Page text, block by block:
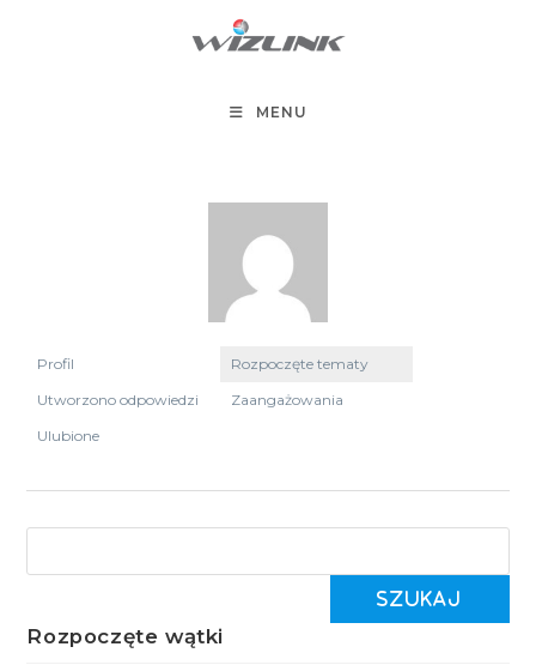
MENU
Profil
Rozpoczęte tematy
Utworzono odpowiedzi
Zaangażowania
Ulubione
Rozpoczęte wątki